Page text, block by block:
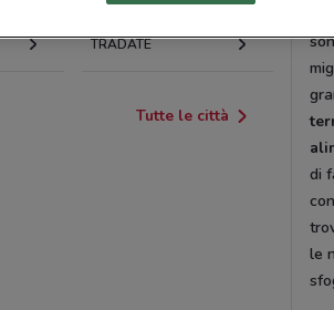
TRADATE
Tutte le città
di
le